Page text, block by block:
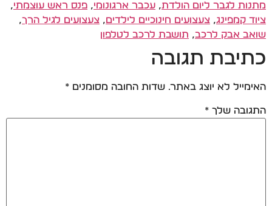
מתנות לגבר ליום הולדת, עכבר ארגונומי, פנס ראש עוצמתי,
ציוד קמפינג, צעצועים חינוכיים לילדים, צעצועים לגיל הרך,
שואב אבק לרכב, תושבת לרכב לטלפון
כתיבת תגובה
האימייל לא יוצג באתר. שדות החובה מסומנים *
התגובה שלך *